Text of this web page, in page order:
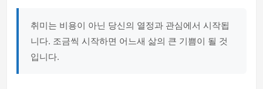
취미는 비용이 아닌 당신의 열정과 관심에서 시작됩
니다. 조금씩 시작하면 어느새 삶의 큰 기쁨이 될 것
입니다.